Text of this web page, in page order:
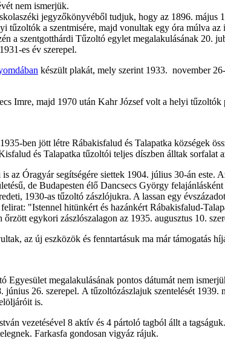
nem ismerjük.
jegyzőkönyvéből tudjuk, hogy az 1896. május
tűzoltók a szentmisére, majd vonultak egy óra múlva az
a szentgotthárdi Tűzoltó egylet megalakulásának 20.
es év szerepel.
készült plakát, mely szerint 1933. november
Imre, majd 1970 után Kahr József volt a helyi tűzoltók
ben jött létre Rábakisfalud és Talapatka községek
és Talapatka tűzoltói teljes díszben álltak sorfalat
az Óragyár segítségére siettek 1904. július 30-án
de Budapesten élő Dancsecs György
1930-as tűzoltó zászlójukra. A lassan egy
"Istennel hitünkért és hazánkért Rábakisfalud-
egykori zászlószalagon az 1935. augusztus 10.
az új eszközök és fenntartásuk ma már támogatás
Egyesület megalakulásának pontos dátumát nem
június 26. szerepel. A tűzoltózászlajuk szentelését
is.
vezetésével 8 aktív és 4 pártoló tagból állt a
Farkasfa gondosan vigyáz rájuk.